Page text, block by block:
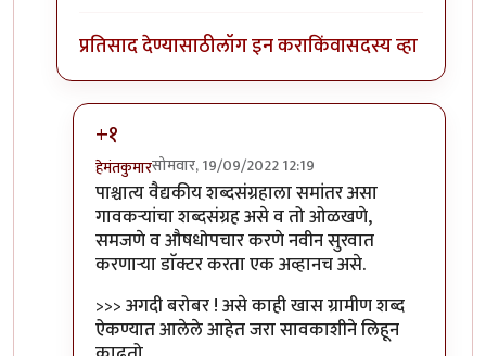
प्रतिसाद देण्यासाठीलॉग इन कराकिंवासदस्य व्हा
+१
हेमंतकुमारसोमवार, 19/09/2022 12:19
In reply toतुम्ही पॅथॉलॉजिस्ट,byकर्नलतपस्वी
पाश्चात्य वैद्यकीय शब्दसंग्रहाला समांतर असा
गावकऱ्यांचा शब्दसंग्रह असे व तो ओळखणे,
समजणे व औषधोपचार करणे नवीन सुरवात
करणाऱ्या डाॅक्टर करता एक अव्हानच असे.
>>> अगदी बरोबर ! असे काही खास ग्रामीण शब्द
ऐकण्यात आलेले आहेत जरा सावकाशीने लिहून